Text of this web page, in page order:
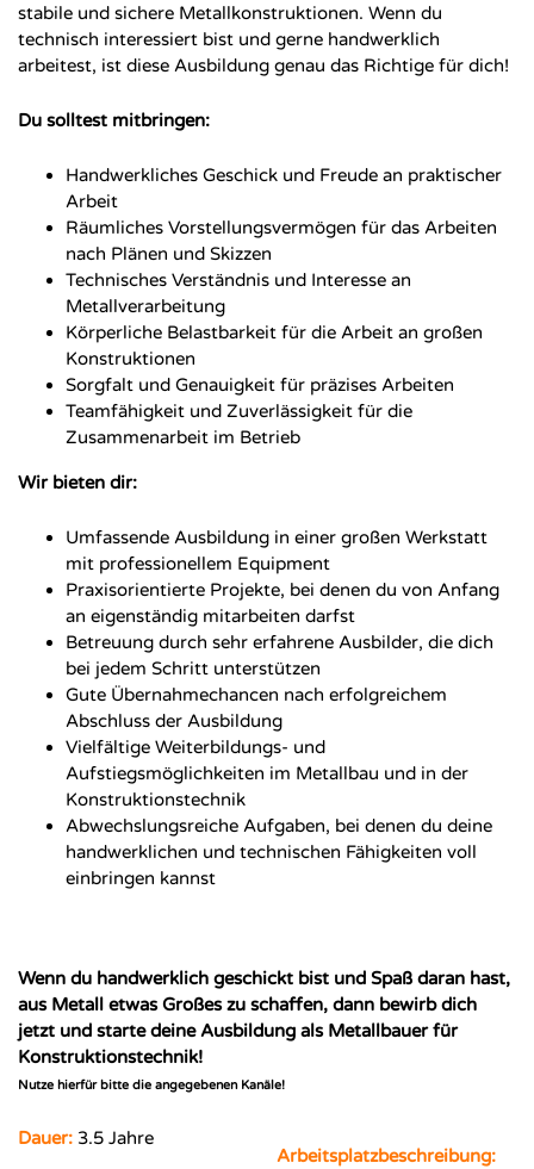
stabile und sichere Metallkonstruktionen. Wenn du
technisch interessiert bist und gerne handwerklich
arbeitest, ist diese Ausbildung genau das Richtige für dich!
Du solltest mitbringen:
Handwerkliches Geschick und Freude an praktischer
Arbeit
Räumliches Vorstellungsvermögen für das Arbeiten
nach Plänen und Skizzen
Technisches Verständnis und Interesse an
Metallverarbeitung
Körperliche Belastbarkeit für die Arbeit an großen
Konstruktionen
Sorgfalt und Genauigkeit für präzises Arbeiten
Teamfähigkeit und Zuverlässigkeit für die
Zusammenarbeit im Betrieb
Wir bieten dir:
Umfassende Ausbildung in einer großen Werkstatt
mit professionellem Equipment
Praxisorientierte Projekte, bei denen du von Anfang
an eigenständig mitarbeiten darfst
Betreuung durch sehr erfahrene Ausbilder, die dich
bei jedem Schritt unterstützen
Gute Übernahmechancen nach erfolgreichem
Abschluss der Ausbildung
Vielfältige Weiterbildungs- und
Aufstiegsmöglichkeiten im Metallbau und in der
Konstruktionstechnik
Abwechslungsreiche Aufgaben, bei denen du deine
handwerklichen und technischen Fähigkeiten voll
einbringen kannst
Wenn du handwerklich geschickt bist und Spaß daran hast,
aus Metall etwas Großes zu schaffen, dann bewirb dich
jetzt und starte deine Ausbildung als Metallbauer für
Konstruktionstechnik!
Nutze hierfür bitte die angegebenen Kanäle!
Arbeitsplatzbeschreibung:
Dauer: 3.5 Jahre